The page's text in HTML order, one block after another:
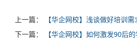
上一篇：
【华企网校】浅谈做好培训需
下一篇：
【华企网校】如何激发90后的